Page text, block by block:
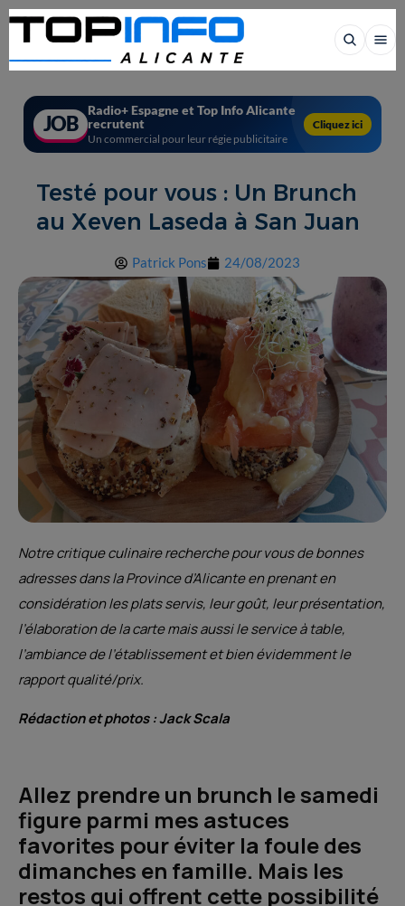
JOB
Radio+ Espagne et Top Info Alicante
recrutent
Un commercial pour leur régie publicitaire
Cliquez ici
Testé pour vous : Un Brunch
au Xeven Laseda à San Juan
Patrick Pons 24/08/2023
Notre critique culinaire recherche pour vous de bonnes
adresses dans la Province d’Alicante en prenant en
considération les plats servis, leur goût, leur présentation,
l’élaboration de la carte mais aussi le service à table,
l’ambiance de l’établissement et bien évidemment le
rapport qualité/prix.
Rédaction et photos : Jack Scala
Allez prendre un brunch le samedi
figure parmi mes astuces
favorites pour éviter la foule des
dimanches en famille. Mais les
restos qui offrent cette possibilité